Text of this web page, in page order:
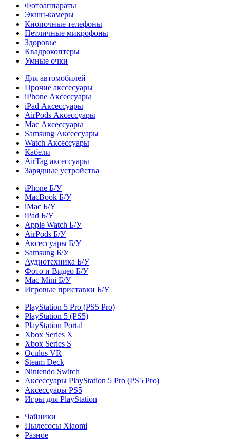
Фотоаппараты
Экшн-камеры
Кнопочные телефоны
Петличные микрофоны
Здоровье
Квадрокоптеры
Умные очки
Для автомобилей
Прочие акссесуары
iPhone Аксессуары
iPad Аксессуары
AirPods Аксессуары
Mac Аксессуары
Samsung Аксессуары
Watch Аксессуары
Кабели
AirTag аксессуары
Зарядные устройства
iPhone Б/У
MacBook Б/У
iMac Б/У
iPad Б/У
Apple Watch Б/У
AirPods Б/У
Аксессуары Б/У
Samsung Б/У
Аудиотехника Б/У
Фото и Видео Б/У
Mac Mini Б/У
Игровые приставки Б/У
PlayStation 5 Pro (PS5 Pro)
PlayStation 5 (PS5)
PlayStation Portal
Xbox Series X
Xbox Series S
Oculus VR
Steam Deck
Nintendo Switch
Аксессуары PlayStation 5 Pro (PS5 Pro)
Аксессуары PS5
Игры для PlayStation
Чайники
Пылесосы Xiaomi
Разное